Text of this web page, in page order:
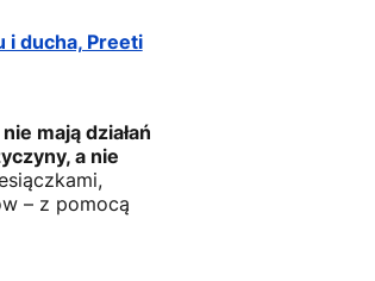
i ducha, Preeti
mają działań
a nie
– z pomocą